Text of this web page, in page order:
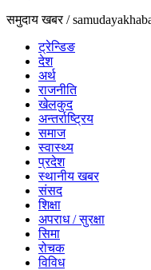
समुदाय खबर /
ट्रेन्डिङ
देश
अर्थ
राजनीति
खेलकुद
अन्तर्राष्ट्रिय
समाज
स्वास्थ्य
प्रदेश
स्थानीय खबर
संसद
शिक्षा
अपराध / सुरक्षा
सिमा
रोचक
विविध